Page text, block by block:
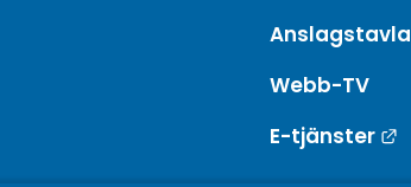
Anslagstavla
Webb-TV
E-tjänster